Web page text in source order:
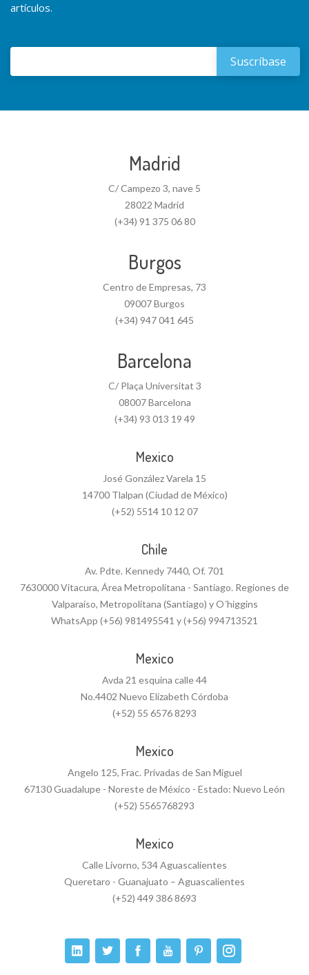
artículos.
Madrid
C/ Campezo 3, nave 5
28022 Madrid
(+34) 91 375 06 80
Burgos
Centro de Empresas, 73
09007 Burgos
(+34) 947 041 645
Barcelona
C/ Plaça Universitat 3
08007 Barcelona
(+34) 93 013 19 49
Mexico
José González Varela 15
14700 Tlalpan (Ciudad de México)
(+52) 5514 10 12 07
Chile
Av. Pdte. Kennedy 7440, Of. 701
7630000 Vitacura, Área Metropolitana - Santiago. Regiones de
Valparaíso, Metropolitana (Santiago) y O´higgins
WhatsApp (+56) 981495541 y (+56) 994713521
Mexico
Avda 21 esquina calle 44
No.4402 Nuevo Elizabeth Córdoba
(+52) 55 6576 8293
Mexico
Angelo 125, Frac. Privadas de San Miguel
67130 Guadalupe - Noreste de México - Estado: Nuevo León
(+52) 5565768293
Mexico
Calle Livorno, 534 Aguascalientes
Queretaro - Guanajuato – Aguascalientes
(+52) 449 386 8693